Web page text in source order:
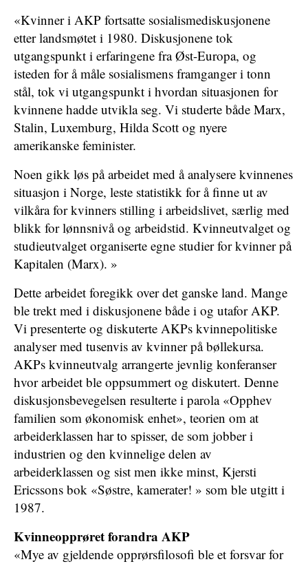
«Kvinner i AKP fortsatte sosialismediskusjonene
etter landsmøtet i 1980. Diskusjonene tok
utgangspunkt i erfaringene fra Øst-Europa, og
isteden for å måle sosialismens framganger i tonn
stål, tok vi utgangspunkt i hvordan situasjonen for
kvinnene hadde utvikla seg. Vi studerte både Marx,
Stalin, Luxemburg, Hilda Scott og nyere
amerikanske feminister.
Noen gikk løs på arbeidet med å analysere kvinnenes
situasjon i Norge, leste statistikk for å finne ut av
vilkåra for kvinners stilling i arbeidslivet, særlig med
blikk for lønnsnivå og arbeidstid. Kvinneutvalget og
studieutvalget organiserte egne studier for kvinner på
Kapitalen (Marx). »
Dette arbeidet foregikk over det ganske land. Mange
ble trekt med i diskusjonene både i og utafor AKP.
Vi presenterte og diskuterte AKPs kvinnepolitiske
analyser med tusenvis av kvinner på bøllekursa.
AKPs kvinneutvalg arrangerte jevnlig konferanser
hvor arbeidet ble oppsummert og diskutert. Denne
diskusjonsbevegelsen resulterte i parola «Opphev
familien som økonomisk enhet», teorien om at
arbeiderklassen har to spisser, de som jobber i
industrien og den kvinnelige delen av
arbeiderklassen og sist men ikke minst, Kjersti
Ericssons bok «Søstre, kamerater! » som ble utgitt i
1987.
Kvinneopprøret forandra AKP
«Mye av gjeldende opprørsfilosofi ble et forsvar for